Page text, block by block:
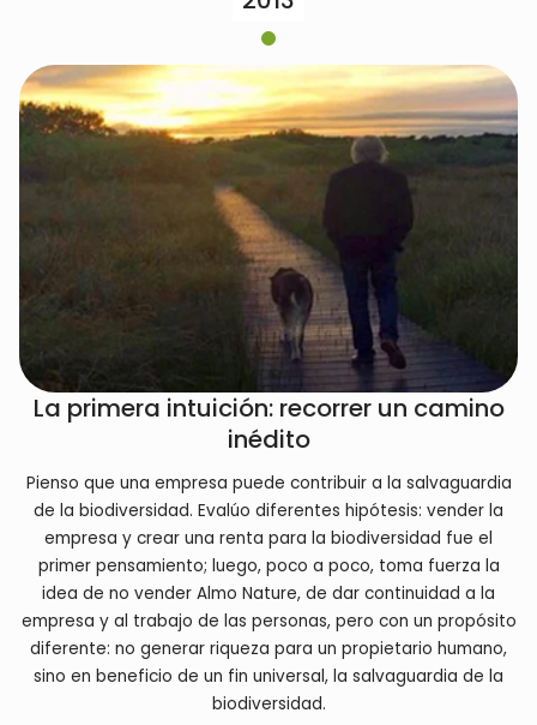
La primera intuición: recorrer un camino
inédito
Pienso que una empresa puede contribuir a la salvaguardia
de la biodiversidad. Evalúo diferentes hipótesis: vender la
empresa y crear una renta para la biodiversidad fue el
primer pensamiento; luego, poco a poco, toma fuerza la
idea de no vender Almo Nature, de dar continuidad a la
empresa y al trabajo de las personas, pero con un propósito
diferente: no generar riqueza para un propietario humano,
sino en beneficio de un fin universal, la salvaguardia de la
biodiversidad.